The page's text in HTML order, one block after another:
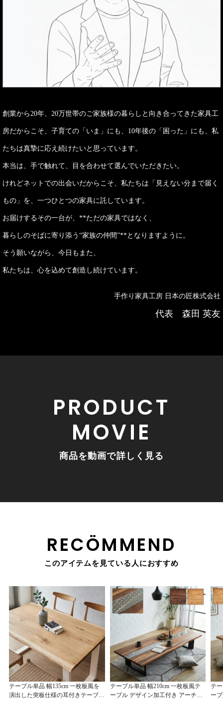
創業から20年、20万世帯のご家族様の暮らしと向き合ってきた家具工
房だからこそ、子育ての「いま」にも、10年後の「困った」にも、私
たちは真摯に応え続けたいと思っています。
本当は、手で触れて、目を合わせて選んでいただきたい。
けれどネットでの出会いだからこそ、私たちは「見えない分まで届く
もの」を、一つひとつの家具に託しています。
お届けするその一台が、**ただの家具ではなく、
暮らしのそばに寄り添う“家族の仲間”**となりますように。
そう願いながら、今日もまた、
私たちは、心を込めて創造し続けています。
手作り家具工房 日本の匠株式会社
代表 森田 英友
PRODUCT
MOVIE
商品を動画で詳しく見る
RECÖMMEND
このアイテムを見ている人におすすめ
テーブル単品 幅135cm 一枚板風を
演出した突板仕様の耳付きテーブル
テーブル単品 幅210cm 一枚板風テ
ーブル デザイン加工付き アーチザ
テ
ー